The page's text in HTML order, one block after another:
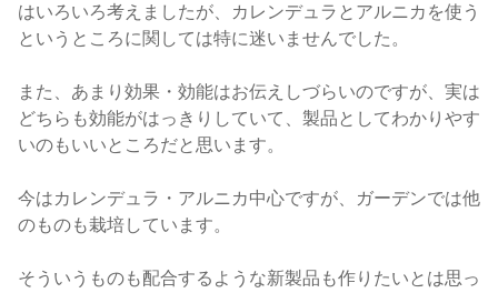
はいろいろ考えましたが、カレンデュラとアルニカを使う
というところに関しては特に迷いませんでした。
また、あまり効果・効能はお伝えしづらいのですが、実は
どちらも効能がはっきりしていて、製品としてわかりやす
いのもいいところだと思います。
今はカレンデュラ・アルニカ中心ですが、ガーデンでは他
のものも栽培しています。
そういうものも配合するような新製品も作りたいとは思っ